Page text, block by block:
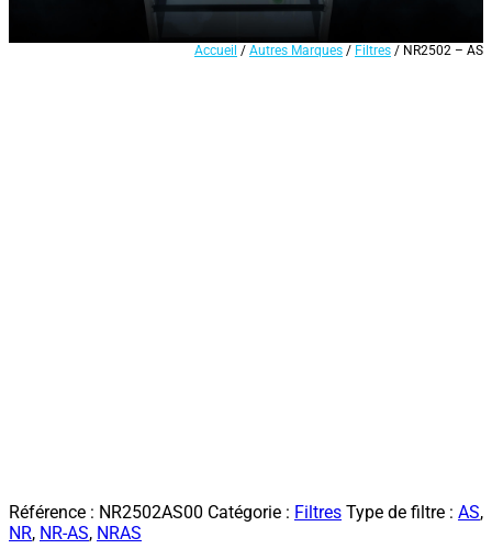
Accueil / Autres Marques / Filtres / NR2502 – AS
Référence : NR2502AS00 Catégorie : Filtres Type de filtre : AS,
NR, NR-AS, NRAS